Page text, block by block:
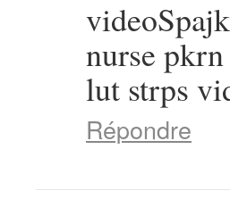
nurse
lut strps
Répondre